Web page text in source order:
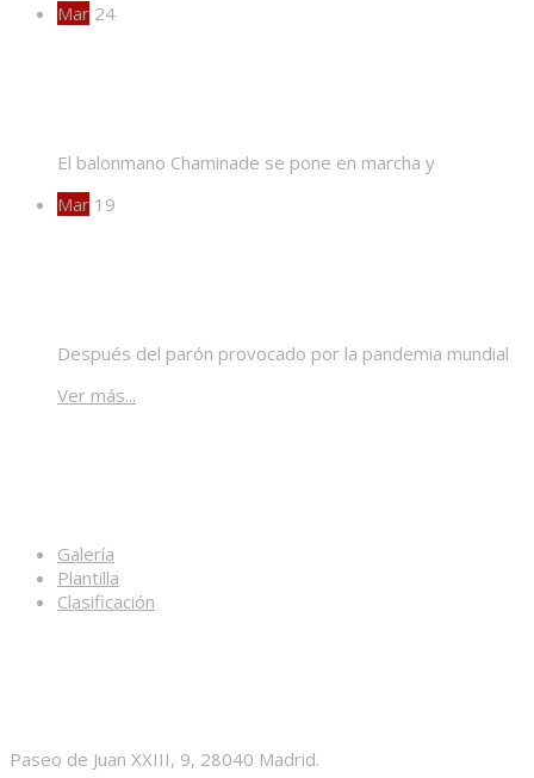
Mar 24
El balonmano Chaminade se pone en marcha y
Mar 19
Después del parón provocado por la pandemia mundial
Ver más...
Galería
Plantilla
Clasificación
Paseo de Juan XXIII, 9, 28040 Madrid.